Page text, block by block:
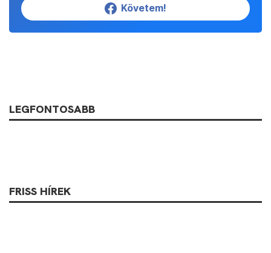
Követem!
LEGFONTOSABB
FRISS HÍREK